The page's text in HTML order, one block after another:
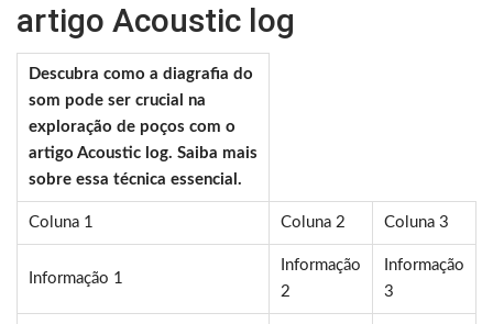
artigo Acoustic log
Descubra como a diagrafia do
som pode ser crucial na
exploração de poços com o
artigo Acoustic log. Saiba mais
sobre essa técnica essencial.
Coluna 1 Coluna 2 Coluna 3
Informação 1
Informação
2
Informação
3